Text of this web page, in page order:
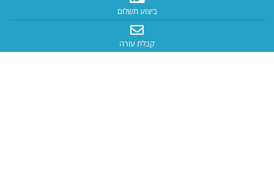
ביצוע תשלום
קבלת עזרה